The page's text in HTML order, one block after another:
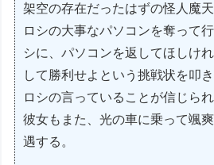
架空の存在だったはずの怪人魔
ロシの大事なパソコンを奪って
シに、パソコンを返してほしけ
して勝利せよという挑戦状を叩
ロシの言っていることが信じら
彼女もまた、光の車に乗って颯
遇する。